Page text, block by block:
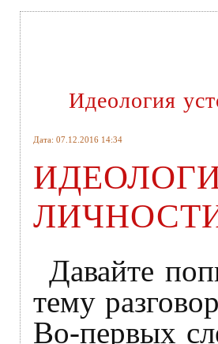
Идеология
Дата: 07.12.2016 14:34
Давайте
тему
Во-первых